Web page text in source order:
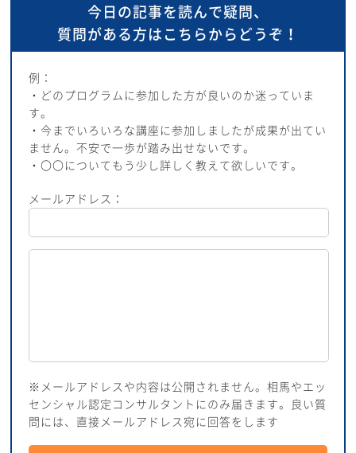
今日の記事を読んで疑問、
質問がある方はこちらからどうぞ！
例：
・どのプログラムに参加した方が良いのか迷っていま
す。
・今までいろいろな講座に参加しましたが成果が出てい
ません。不安で一歩が踏み出せないです。
・〇〇についてもう少し詳しく教えて欲しいです。
メールアドレス：
※メールアドレスや内容は公開されません。相馬やエッ
センシャル認定コンサルタントにのみ届きます。良い質
問には、直接メールアドレス宛に回答をします